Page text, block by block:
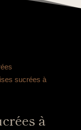
sucrées à
à